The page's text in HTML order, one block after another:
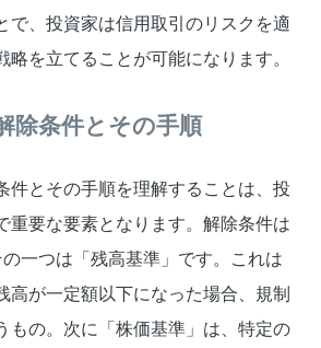
で、投資家は信用取引のリスクを適
略を立てることが可能になります。
除条件とその手順
件とその手順を理解することは、投
重要な要素となります。解除条件は
一つは「残高基準」です。これは
高が一定額以下になった場合、規制
もの。次に「株価基準」は、特定の